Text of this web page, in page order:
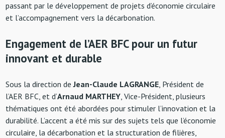
passant par le développement de projets d’économie circulaire
et l’accompagnement vers la décarbonation.
Engagement de l’AER BFC pour un futur
innovant et durable
Sous la direction deJean-Claude LAGRANGE, Président de
l’AER BFC, et d’Arnaud MARTHEY, Vice-Président, plusieurs
thématiques ont été abordées pour stimuler l’innovation et la
durabilité. L’accent a été mis sur des sujets tels que l’économie
circulaire, la décarbonation et la structuration de filières,